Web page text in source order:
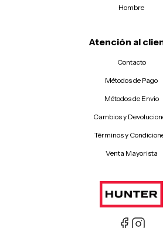
Hombre
Atención al
Contacto
Métodos de Pago
Métodos de Envio
Cambios y
Términos y
Venta Mayorista